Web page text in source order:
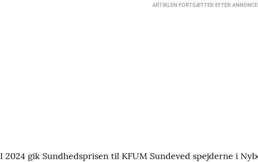
ARTIKLEN FORTSÆTTER EFTER
I 2024 gik Sundhedsprisen til KFUM Sundeved spejderne i